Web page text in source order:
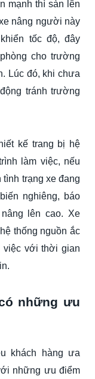
mạnh thì sàn lên
nâng người này
tốc độ, đây
cho trường
Lúc đó, khi chưa
tránh trường
kế trang bị hệ
làm việc, nếu
trạng xe đang
nghiêng, báo
lên cao. Xe
thống nguồn ắc
việc với thời gian
những ưu
khách hàng ưa
những ưu điểm